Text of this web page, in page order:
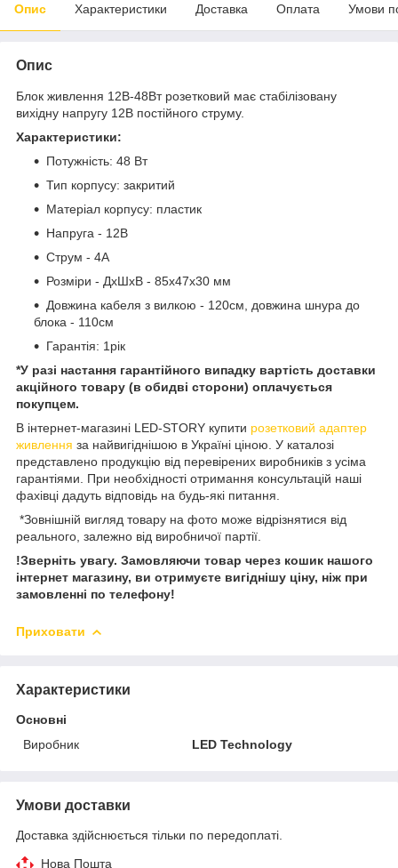
Опис Характеристики Доставка Оплата Умови
Опис
Блок живлення 12В-48Вт розетковий має стабілізовану
вихідну напругу 12В постійного струму.
Характеристики:
Потужність: 48 Вт
Тип корпусу: закритий
Матеріал корпусу: пластик
Напруга - 12В
Струм - 4А
Розміри - ДхШхВ - 85х47х30 мм
Довжина кабеля з вилкою - 120см, довжина шнура до
блока - 110см
Гарантія: 1рік
*У разі настання гарантійного випадку вартість доставки
акційного товару (в обидві сторони) оплачується
покупцем.
В інтернет-магазині LED-STORY купити розетковий адаптер
живлення за найвигіднішою в Україні ціною. У каталозі
представлено продукцію від перевірених виробників з усіма
гарантіями. При необхідності отримання консультацій наші
фахівці дадуть відповідь на будь-які питання.
*Зовнішній вигляд товару на фото може відрізнятися від
реального, залежно від виробничої партії.
!Зверніть увагу. Замовляючи товар через кошик нашого
інтернет магазину, ви отримуєте вигіднішу ціну, ніж при
замовленні по телефону!
Приховати
Характеристики
Основні
Виробник
LED Technology
Умови доставки
Доставка здійснюється тільки по передоплаті.
Нова Пошта